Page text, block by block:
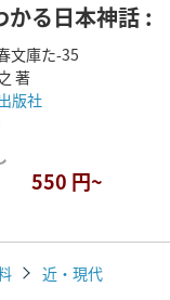
かる日本神話 :
文庫た-35
著
版社
550 円~
近・現代